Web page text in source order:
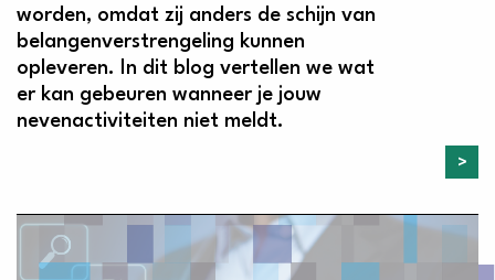
worden, omdat zij anders de schijn van
belangenverstrengeling kunnen
opleveren. In dit blog vertellen we wat
er kan gebeuren wanneer je jouw
nevenactiviteiten niet meldt.